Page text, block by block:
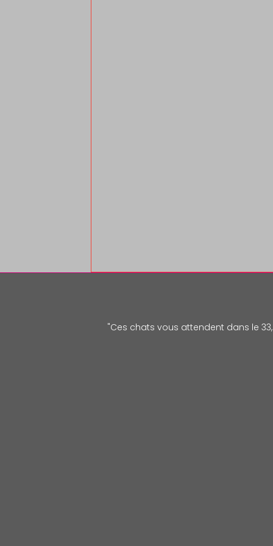
"Ces chats vous attendent dans le